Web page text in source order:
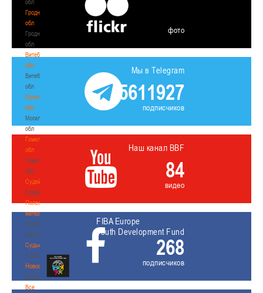
обл
Гродненская
обл
Гродненская
обл
Витебская
обл
Витебская
обл
Могилевская
обл
Могилевская
обл
Гомельская
обл
Гомельская
обл
Судейство
Судейство
Полезные
материалы
Полезные
материалы
Судьи
Судьи
Новости
Новости
Все
фото
Мы в Telegram
5611927
подписчиков
Наш канал BBF
84
видео
FIBA Europe
Youth Development Fund
268
подписчиков